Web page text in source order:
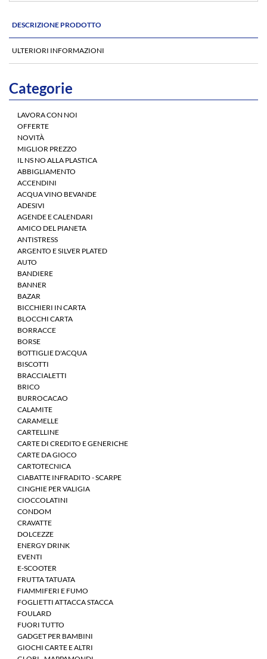
DESCRIZIONE PRODOTTO
ULTERIORI INFORMAZIONI
Categorie
LAVORA CON NOI
OFFERTE
NOVITÀ
MIGLIOR PREZZO
IL NS NO ALLA PLASTICA
ABBIGLIAMENTO
ACCENDINI
ACQUA VINO BEVANDE
ADESIVI
AGENDE E CALENDARI
AMICO DEL PIANETA
ANTISTRESS
ARGENTO E SILVER PLATED
AUTO
BANDIERE
BANNER
BAZAR
BICCHIERI IN CARTA
BLOCCHI CARTA
BORRACCE
BORSE
BOTTIGLIE D'ACQUA
BISCOTTI
BRACCIALETTI
BRICO
BURROCACAO
CALAMITE
CARAMELLE
CARTELLINE
CARTE DI CREDITO E GENERICHE
CARTE DA GIOCO
CARTOTECNICA
CIABATTE INFRADITO - SCARPE
CINGHIE PER VALIGIA
CIOCCOLATINI
CONDOM
CRAVATTE
DOLCEZZE
ENERGY DRINK
EVENTI
E-SCOOTER
FRUTTA TATUATA
FIAMMIFERI E FUMO
FOGLIETTI ATTACCA STACCA
FOULARD
FUORI TUTTO
GADGET PER BAMBINI
GIOCHI CARTE E ALTRI